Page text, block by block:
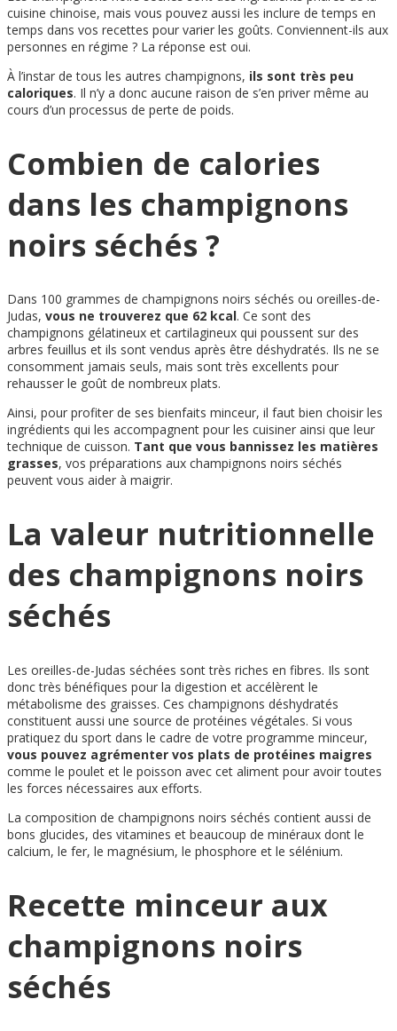
cuisine chinoise, mais vous pouvez aussi les inclure de temps en
temps dans vos recettes pour varier les goûts. Conviennent-ils aux
personnes en régime ? La réponse est oui.
À l’instar de tous les autres champignons, ils sont très peu
caloriques. Il n’y a donc aucune raison de s’en priver même au
cours d’un processus de perte de poids.
Combien de calories
dans les champignons
noirs séchés ?
Dans 100 grammes de champignons noirs séchés ou oreilles-de-
Judas, vous ne trouverez que 62 kcal. Ce sont des
champignons gélatineux et cartilagineux qui poussent sur des
arbres feuillus et ils sont vendus après être déshydratés. Ils ne se
consomment jamais seuls, mais sont très excellents pour
rehausser le goût de nombreux plats.
Ainsi, pour profiter de ses bienfaits minceur, il faut bien choisir les
ingrédients qui les accompagnent pour les cuisiner ainsi que leur
technique de cuisson. Tant que vous bannissez les matières
grasses, vos préparations aux champignons noirs séchés
peuvent vous aider à maigrir.
La valeur nutritionnelle
des champignons noirs
séchés
Les oreilles-de-Judas séchées sont très riches en fibres. Ils sont
donc très bénéfiques pour la digestion et accélèrent le
métabolisme des graisses. Ces champignons déshydratés
constituent aussi une source de protéines végétales. Si vous
pratiquez du sport dans le cadre de votre programme minceur,
vous pouvez agrémenter vos plats de protéines maigres
comme le poulet et le poisson avec cet aliment pour avoir toutes
les forces nécessaires aux efforts.
La composition de champignons noirs séchés contient aussi de
bons glucides, des vitamines et beaucoup de minéraux dont le
calcium, le fer, le magnésium, le phosphore et le sélénium.
Recette minceur aux
champignons noirs
séchés